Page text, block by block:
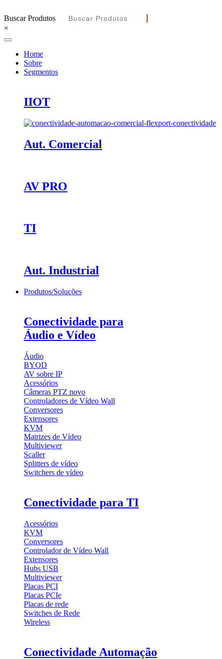
Buscar Produtos
×
Home
Sobre
Segmentos
IIOT
Aut. Comercial
AV PRO
TI
Aut. Industrial
Produtos/Soluções
Conectividade para
Áudio e Vídeo
Áudio
BYOD
AV sobre IP
Acessórios
Câmeras PTZ novo
Controladores de Vídeo Wall
Conversores
Extensores
KVM
Matrizes de Vídeo
Multiviewer
Scaller
Splitters de vídeo
Switchers de vídeo
Conectividade para TI
Acessórios
KVM
Conversores
Controlador de Vídeo Wall
Extensores
Hubs USB
Multiviewer
Placas PCI
Placas PCIe
Placas de rede
Switches de Rede
Wireless
Conectividade Automação